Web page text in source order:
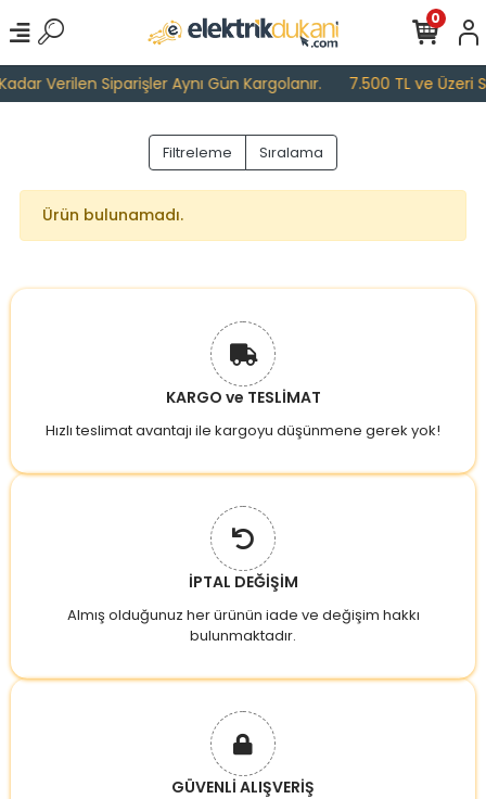
Verilen Siparişler Aynı Gün Kargolanır. 7.500 TL ve Üzeri
0
Filtreleme Sıralama
Ürün bulunamadı.
KARGO ve TESLİMAT
Hızlı teslimat avantajı ile kargoyu düşünmene gerek yok!
İPTAL DEĞİŞİM
Almış olduğunuz her ürünün iade ve değişim hakkı
bulunmaktadır.
GÜVENLİ ALIŞVERİŞ